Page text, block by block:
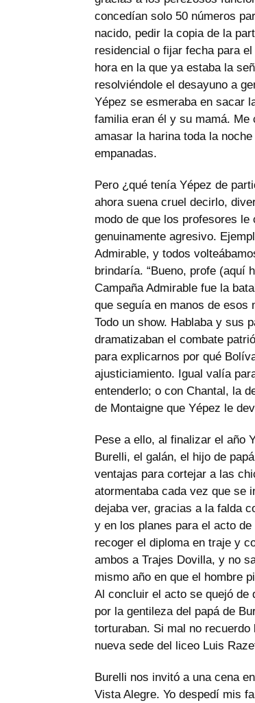
concedían solo 50 números
nacido, pedir la copia de la
residencial o fijar fecha para
hora en la que ya estaba la
resolviéndole el desayuno a
Yépez se esmeraba en sacar
familia eran él y su mamá.
amasar la harina toda la
empanadas.
Pero ¿qué tenía Yépez de
ahora suena cruel decirlo,
modo de que los profesores
genuinamente agresivo.
Admirable, y todos
brindaría. “Bueno, profe (aquí
Campaña Admirable fue la
que seguía en manos de esos
Todo un show. Hablaba y sus
dramatizaban el combate
para explicarnos por qué
ajusticiamiento. Igual valía
entenderlo; o con Chantal, la
de Montaigne que Yépez le
Pese a ello, al finalizar el año
Burelli, el galán, el hijo de
ventajas para cortejar a las
atormentaba cada vez que se
dejaba ver, gracias a la falda
y en los planes para el acto
recoger el diploma en traje y
ambos a Trajes Dovilla, y no
mismo año en que el hombre
Al concluir el acto se quejó de
por la gentileza del papá de
torturaban. Si mal no
nueva sede del liceo Luis
Burelli nos invitó a una cena
Vista Alegre. Yo despedí mis